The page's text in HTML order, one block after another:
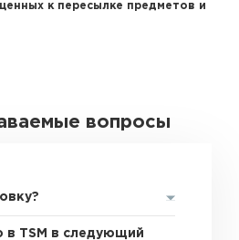
к пересылке предметов и
вопросы
в TSM в следующий